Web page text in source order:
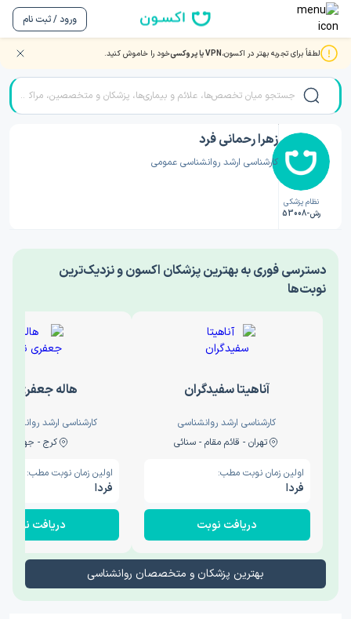
ورود / ثبت نام
لطفاً برای تجربه بهتر در اکسون،VPN یا پروکسی خود را خاموش کنید. صفحه اصلی/دکتر روانشناسی/زهرا رحمانی فرد
نظام پزشکی
رش-53008
زهرا رحمانی فرد
کارشناسی ارشد روانشناسی عمومی
‎دسترسی فوری به بهترین پزشکان اکسون و نزدیک‌ترین
نوبت‌ها
آناهیتا سفیدگران
کارشناسی ارشد روانشناسی
تهران - قائم مقام - سنائی
اولین زمان نوبت مطب:
فردا
دریافت نوبت
هاله جعفری
کارشناسی ارشد
کرج - جهانشهر
اولین زمان نوبت مطب:
فردا
دریافت نوبت
بهترین پزشکان و متخصصان روانشناسی